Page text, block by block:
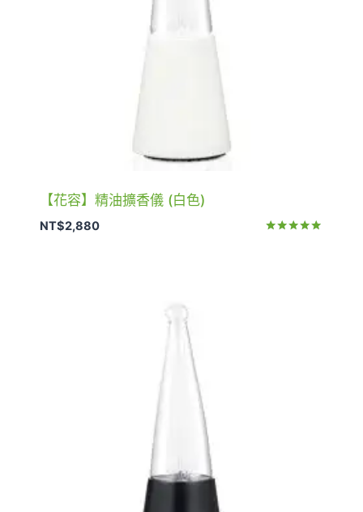
【花容】精油擴香儀 (白色)
NT$2,880